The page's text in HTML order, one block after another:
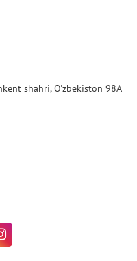
shahri, O'zbekiston 98A